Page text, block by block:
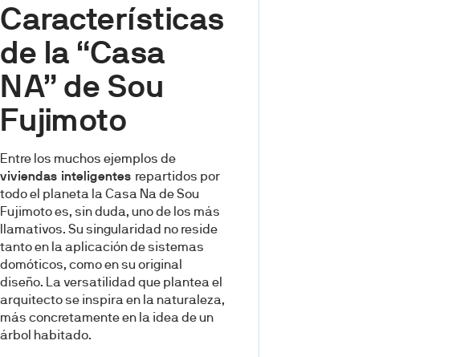
Características
de la “Casa
NA” de Sou
Fujimoto
Entre los muchos ejemplos de
viviendas inteligentes repartidos por
todo el planeta la Casa Na de Sou
Fujimoto es, sin duda, uno de los más
llamativos. Su singularidad no reside
tanto en la aplicación de sistemas
domóticos, como en su original
diseño. La versatilidad que plantea el
arquitecto se inspira en la naturaleza,
más concretamente en la idea de un
árbol habitado.